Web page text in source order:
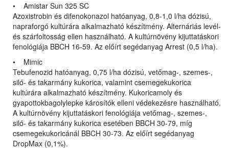
• Amistar Sun 325 SC
Azoxistrobin és difenokonazol hatóanyag, 0,8-1,0 l/ha dózisú,
napraforgó kultúrára alkalmazható készítmény. Alternáriás levél-
és szárfoltosság ellen használható. A kultúrnövény kijuttatáskori
fenológiája BBCH 16-59. Az előírt segédanyag Arrest (0,5 l/ha).
• Mimic
Tebufenozid hatóanyag, 0,75 l/ha dózisú, vetőmag-, szemes-,
siló- és takarmány kukorica, valamint csemegekukorica
kultúrára alkalmazható készítmény. Kukoricamoly és
gyapottokbagolylepke károsítók elleni védekezésre használható.
A kultúrnövény kijuttatáskori fenológiája vetőmag-, szemes-,
siló- és takarmány kukorica esetében BBCH 30-79, míg
csemegekukoricánál BBCH 30-73. Az előírt segédanyag
DropMax (0,1%).